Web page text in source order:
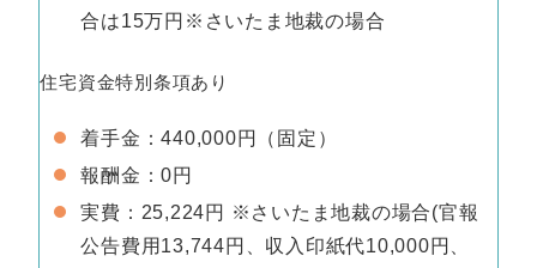
合は15万円※さいたま地裁の場合
住宅資金特別条項あり
着手金：440,000円（固定）
報酬金：0円
実費：25,224円 ※さいたま地裁の場合(官報
公告費用13,744円、収入印紙代10,000円、